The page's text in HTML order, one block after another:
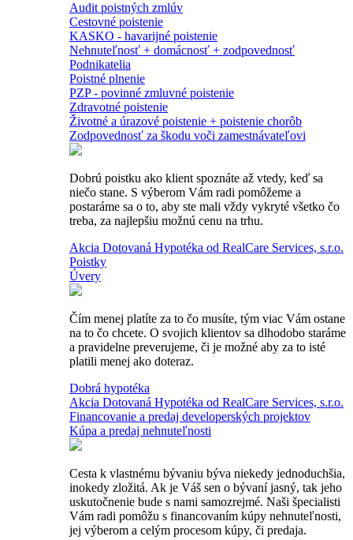
Audit poistných zmlúv
Cestovné poistenie
KASKO - havarijné poistenie
Nehnuteľnosť + domácnosť + zodpovednosť
Podnikatelia
Poistné plnenie
PZP - povinné zmluvné poistenie
Zdravotné poistenie
Životné a úrazové poistenie + poistenie chorôb
Zodpovednosť za škodu voči zamestnávateľovi
Dobrú poistku ako klient spoznáte až vtedy, keď sa
niečo stane. S výberom Vám radi pomôžeme a
postaráme sa o to, aby ste mali vždy vykryté všetko čo
treba, za najlepšiu možnú cenu na trhu.
Akcia Dotovaná Hypotéka od RealCare Services, s.r.o.
Poistky
Úvery
Čím menej platíte za to čo musíte, tým viac Vám ostane
na to čo chcete. O svojich klientov sa dlhodobo staráme
a pravidelne preverujeme, či je možné aby za to isté
platili menej ako doteraz.
Dobrá hypotéka
Akcia Dotovaná Hypotéka od RealCare Services, s.r.o.
Financovanie a predaj developerských projektov
Kúpa a predaj nehnuteľnosti
Cesta k vlastnému bývaniu býva niekedy jednoduchšia,
inokedy zložitá. Ak je Váš sen o bývaní jasný, tak jeho
uskutočnenie bude s nami samozrejmé. Naši špecialisti
Vám radi pomôžu s financovaním kúpy nehnuteľnosti,
jej výberom a celým procesom kúpy, či predaja.